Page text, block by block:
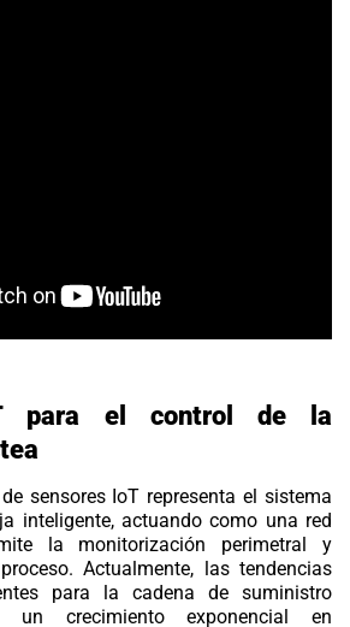
para el control de la
sensores IoT representa el sistema
inteligente, actuando como una red
la monitorización perimetral y
Actualmente, las tendencias
para la cadena de suministro
un crecimiento exponencial en